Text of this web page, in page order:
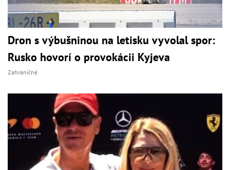
Dron s výbušninou na letisku vyvolal spor:
Rusko hovorí o provokácii Kyjeva
Zahraničné